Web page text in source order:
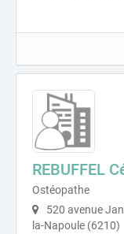
REBUFFEL
Ostéopathe
520 avenue
la-Napoule (6210)